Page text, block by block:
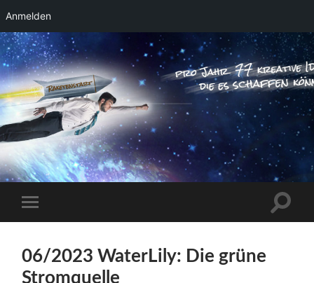
Anmelden
RAKETENSTART
Pro Jahr 77 kreative Ideen, die es schaffen
können ...
Mobile-
Menü
06/2023 WaterLily: Die grüne
Stromquelle